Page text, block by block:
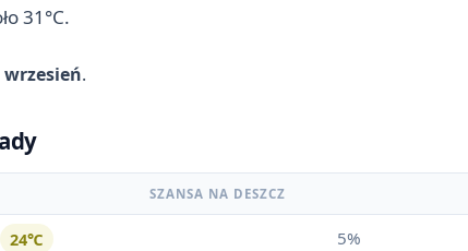
31°C.
.
SZANSA NA DESZCZ
24℃ 5%